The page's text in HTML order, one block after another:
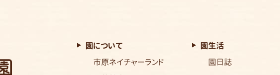
園について
市原ネイチャーランド
園生活
園日誌